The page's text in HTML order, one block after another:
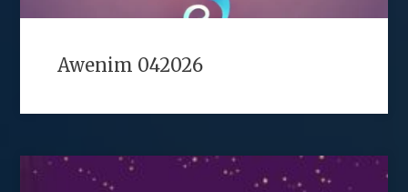
Awenim 042026